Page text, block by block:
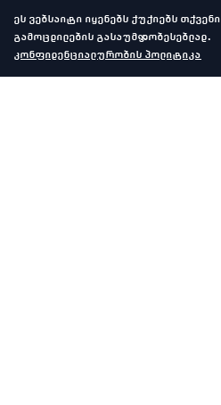
ეს ვებსაიტი იყენებს ქუქიებს თქვენი
გამოცდილების გასაუმჯობესებლად.
კონფიდენციალურობის პოლიტიკა